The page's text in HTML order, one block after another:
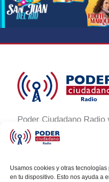
Usamos cookies y otras
en tu dispositivo. Esto nos ayuda a
Poder Ciudadano
buscan un México
Nuestro compromiso es
transformación social a